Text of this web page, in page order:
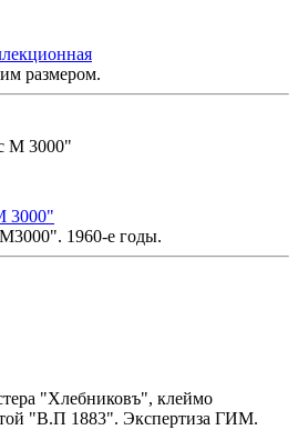
размером.
3000"
1960-е годы.
"Хлебниковъ", клеймо
"В.П 1883". Экспертиза ГИМ.